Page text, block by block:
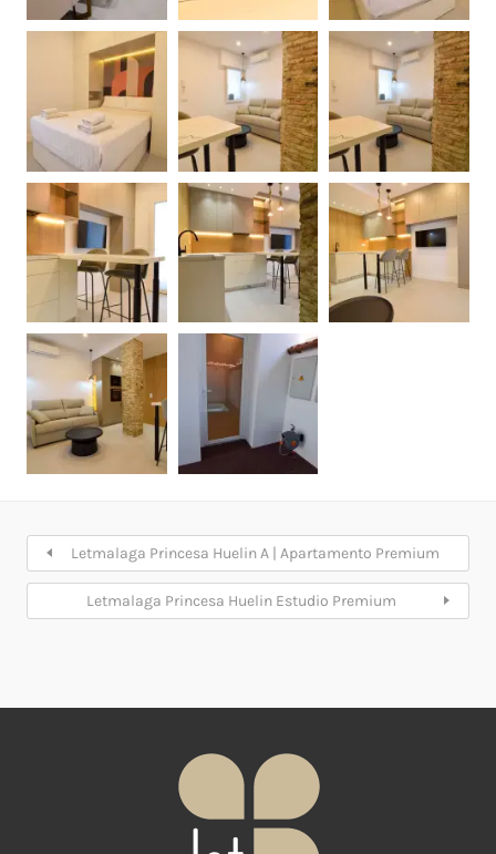
Letmalaga Princesa Huelin A | Apartamento Premium
Letmalaga Princesa Huelin Estudio Premium